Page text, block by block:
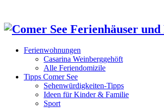
Ferienwohnungen
Casarina Weinberggehöft
Alle Feriendomizile
Tipps Comer See
Sehenwürdigkeiten-Tipps
Ideen für Kinder & Familie
Sport